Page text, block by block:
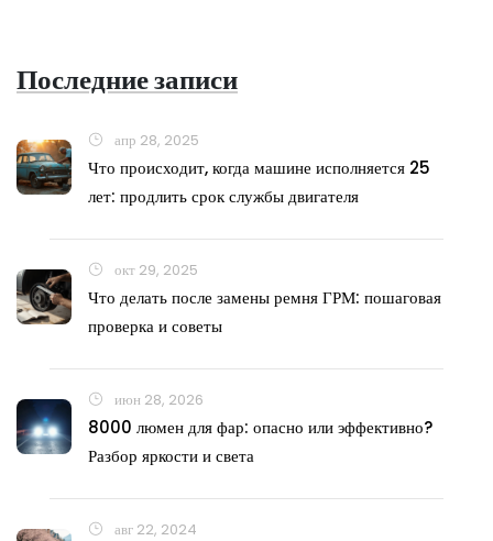
Последние записи
апр 28, 2025
Что происходит, когда машине исполняется 25
лет: продлить срок службы двигателя
окт 29, 2025
Что делать после замены ремня ГРМ: пошаговая
проверка и советы
июн 28, 2026
8000 люмен для фар: опасно или эффективно?
Разбор яркости и света
авг 22, 2024